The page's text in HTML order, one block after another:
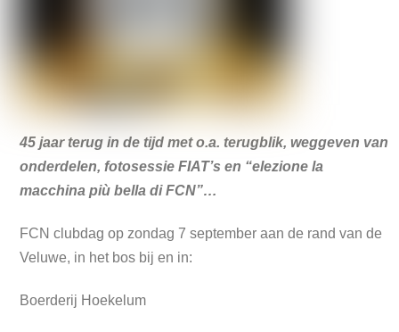
45 jaar terug in de tijd met o.a. terugblik, weggeven van
onderdelen, fotosessie FIAT’s en “elezione la
macchina più bella di FCN”…
FCN clubdag op zondag 7 september aan de rand van de
Veluwe, in het bos bij en in:
Boerderij Hoekelum